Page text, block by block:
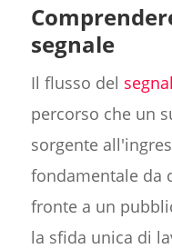
segnale
Il flusso del
percorso che un
sorgente
fondamentale da
fronte a un
la sfida unica di